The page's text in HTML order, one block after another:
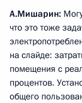
А.Мишарин:
что это тоже
на слайде:
помещения с
процентов.
общего